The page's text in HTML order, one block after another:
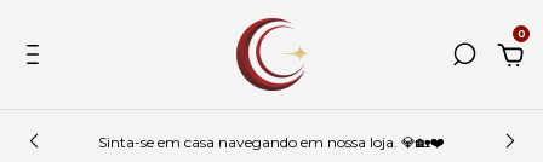
0
Sinta-se em casa navegando em nossa loja. 💎🏡❤️